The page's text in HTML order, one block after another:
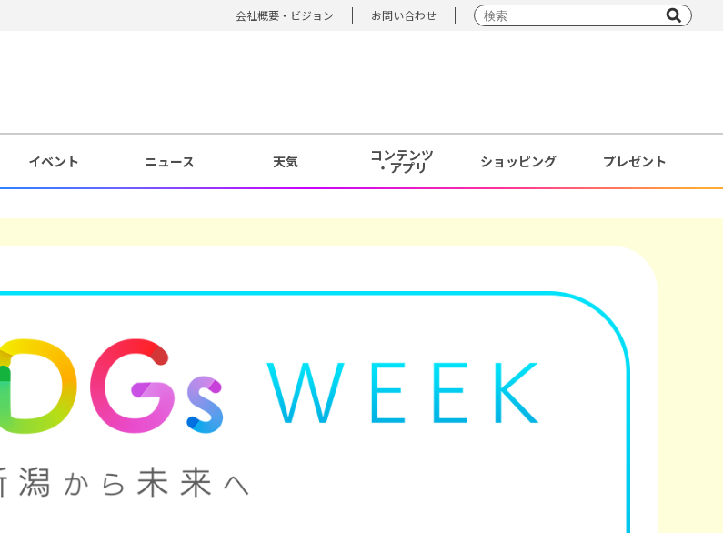
会社概要・ビジョン お問い合わせ
イベント ニュース 天気 コンテンツ
・アプリ ショッピング プレゼント